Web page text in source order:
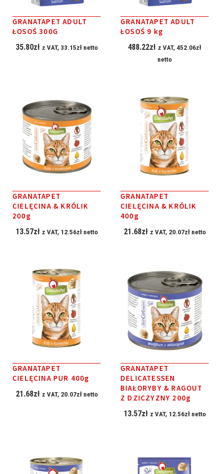
GRANATAPET ADULT
ŁOSOŚ 300G
35.80zł z VAT, 33.15złnetto
GRANATAPET ADULT
ŁOSOŚ 9 kg
488.22zł z VAT, 452.06zł
netto
GRANATAPET
CIELĘCINA & KRÓLIK
200g
13.57zł z VAT, 12.56złnetto
GRANATAPET
CIELĘCINA & KRÓLIK
400g
21.68zł z VAT, 20.07złnetto
GRANATAPET
CIELĘCINA PUR 400g
21.68zł z VAT, 20.07złnetto
GRANATAPET
DELICATESSEN
BIAŁORYBY & RAGOUT
Z DZICZYZNY 200g
13.57zł z VAT, 12.56złnetto